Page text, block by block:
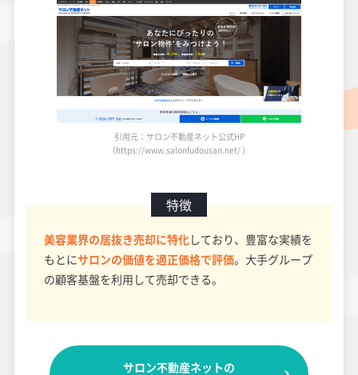
引用元：サロン不動産ネット公式HP
（https://www.salonfudousan.net/ ）
特徴
美容業界の居抜き売却に特化しており、豊富な実績を
もとにサロンの価値を適正価格で評価。大手グループ
の顧客基盤を利用して売却できる。
サロン不動産ネットの